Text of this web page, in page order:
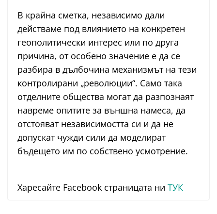
В крайна сметка, независимо дали
действаме под влиянието на конкретен
геополитически интерес или по друга
причина, от особено значение е да се
разбира в дълбочина механизмът на тези
контролирани „революции“. Само така
отделните общества могат да разпознаят
навреме опитите за външна намеса, да
отстояват независимостта си и да не
допускат чужди сили да моделират
бъдещето им по собствено усмотрение.
Харесайте Facebook страницата ни ТУК